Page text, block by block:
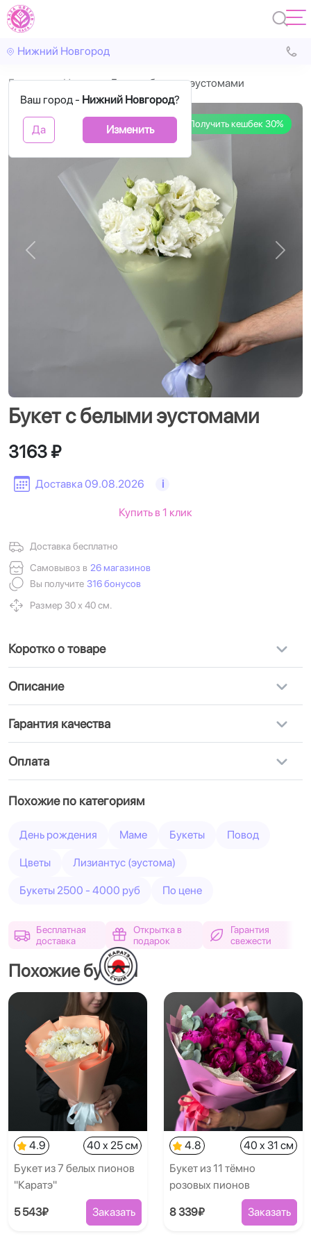
Нижний Новгород
Ваш город - Нижний Новгород?
Да Изменить
Главная Цветы Букет с белыми эустомами
Получить кешбек 30%
Назад
Букет с белыми эустомами
Доставка 09.08.2026 i
3163 ₽
Доставка бесплатно
Самовывоз в 26 магазинов
Вы получите 316 бонусов
Размер 30 х 40 см.
Купить в 1 клик
Коротко о товаре
Описание
Гарантия качества
Оплата
Похожие по категориям
День рождения Маме Букеты Повод
Цветы Лизиантус (эустома)
Букеты 2500 - 4000 руб По цене
Бесплатная
доставка
Открытка в
подарок
Гарантия
свежести
Похожие букеты
4.9
40 x 25 см
Букет из 7 белых пионов
"Каратэ"
5 543₽ Заказать
4.8
40 x 31 см
Букет из 11 тёмно
розовых пионов
8 339₽ Заказать